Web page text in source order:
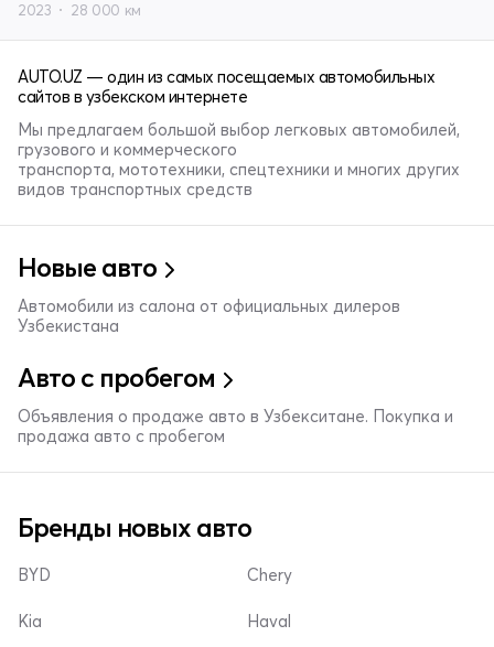
2023 28 000 км
AUTO.UZ — один из самых посещаемых автомобильных
сайтов в узбекском интернете
Мы предлагаем большой выбор легковых автомобилей,
грузового и коммерческого
транспорта, мототехники, спецтехники и многих других
видов транспортных средств
Новые авто
Автомобили из салона от официальных дилеров
Узбекистана
Авто с пробегом
Объявления о продаже авто в Узбекситане. Покупка и
продажа авто с пробегом
Бренды новых авто
BYD
Kia
Chery
Haval